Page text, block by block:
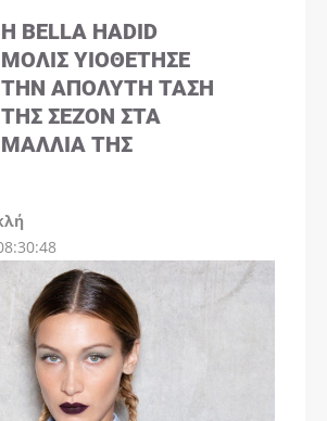
Η BELLA HADID
ΜΌΛΙΣ ΥΙΟΘΈΤΗΣΕ
ΤΗΝ ΑΠΌΛΥΤΗ ΤΆΣΗ
ΤΗΣ ΣΕΖΌΝ ΣΤΑ
ΜΑΛΛΙΆ ΤΗΣ